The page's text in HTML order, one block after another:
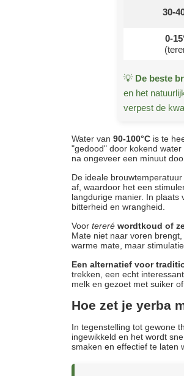
30-
0-
💡 De beste
en het
verpest de
Water van 90-100°C is te
"gedood" door kokend
na ongeveer een minuut
De ideale brouwtemperatuur
af, waardoor het een
langdurige manier. In plaats
bitterheid en wrangheid.
Voor tereré wordtkoud of
Mate niet naar voren
warme mate, maar
Een alternatief voor
trekken, een echt
melk en gezoet met suiker
Hoe zet je yerba
In tegenstelling tot gewone
ingewikkeld en het wordt
smaken en effectief te laten